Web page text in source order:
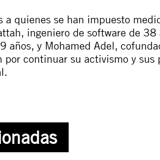
a quienes se han impuesto
, ingeniero de software de 38
años, y Mohamed Adel,
por continuar su activismo y sus